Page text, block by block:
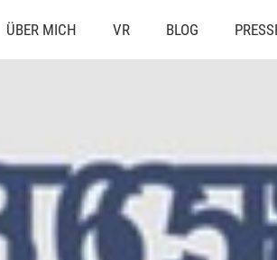
ÜBER MICH VR BLOG